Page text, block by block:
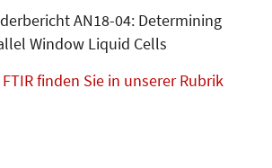
AN18-04: Determining
Window Liquid Cells
finden Sie in unserer Rubrik